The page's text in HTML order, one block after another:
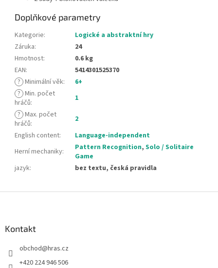
Doplňkové parametry
Kategorie:
Logické a abstraktní hry
Záruka:
24
Hmotnost:
0.6 kg
EAN:
5414301525370
? Minimální věk:
6+
? Min. počet
hráčů:
1
? Max. počet
hráčů:
2
English content:
Language-independent
Herní mechaniky: Pattern Recognition, Solo / Solitaire
Game
jazyk: bez textu, česká pravidla
Kontakt
obchod@hras.cz
+420 224 946 506